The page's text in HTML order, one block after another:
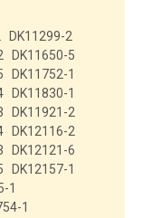
DK11299-2
DK11650-5
DK11752-1
DK11830-1
DK11921-2
DK12116-2
DK12121-6
DK12157-1
1
1